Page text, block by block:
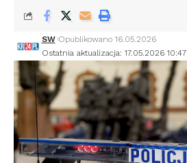
Ostatnia aktualizacja: 17.05.2026 10:47
SW Opublikowano 16.05.2026